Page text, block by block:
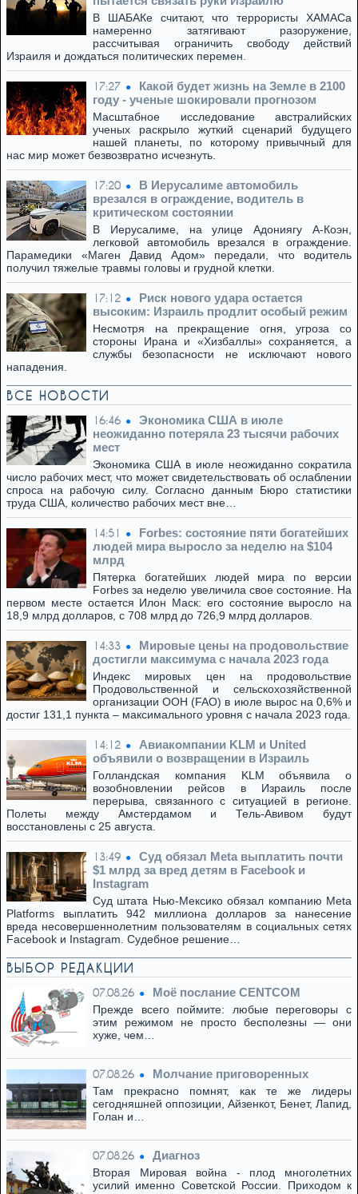
В ШАБАКе считают, что террористы ХАМАСа
намеренно затягивают разоружение,
рассчитывая ограничить свободу действий
Израиля и дождаться политических перемен.
17:27
Какой будет жизнь на Земле в 2100
году - ученые шокировали прогнозом
Масштабное исследование австралийских
ученых раскрыло жуткий сценарий будущего
нашей планеты, по которому привычный для
нас мир может безвозвратно исчезнуть.
17:20
В Иерусалиме автомобиль
врезался в ограждение, водитель в
критическом состоянии
В Иерусалиме, на улице Адониягу А-Коэн,
легковой автомобиль врезался в ограждение.
Парамедики «Маген Давид Адом» передали, что водитель
получил тяжелые травмы головы и грудной клетки.
17:12
Риск нового удара остается
высоким: Израиль продлит особый режим
Несмотря на прекращение огня, угроза со
стороны Ирана и «Хизбаллы» сохраняется, а
службы безопасности не исключают нового
нападения.
ВСЕ НОВОСТИ
16:46
Экономика США в июле
неожиданно потеряла 23 тысячи рабочих
мест
Экономика США в июле неожиданно сократила
число рабочих мест, что может свидетельствовать об ослаблении
спроса на рабочую силу. Согласно данным Бюро статистики
труда США, количество рабочих мест вне…
14:51
Forbes: состояние пяти богатейших
людей мира выросло за неделю на $104
млрд
Пятерка богатейших людей мира по версии
Forbes за неделю увеличила свое состояние. На
первом месте остается Илон Маск: его состояние выросло на
18,9 млрд долларов, с 708 млрд до 726,9 млрд долларов.
14:33
Мировые цены на продовольствие
достигли максимума с начала 2023 года
Индекс мировых цен на продовольствие
Продовольственной и сельскохозяйственной
организации ООН (FAO) в июле вырос на 0,6% и
достиг 131,1 пункта – максимального уровня с начала 2023 года.
14:12
Авиакомпании KLM и United
объявили о возвращении в Израиль
Голландская компания KLM объявила о
возобновлении рейсов в Израиль после
перерыва, связанного с ситуацией в регионе.
Полеты между Амстердамом и Тель-Авивом будут
восстановлены с 25 августа.
13:49
Суд обязал Meta выплатить почти
$1 млрд за вред детям в Facebook и
Instagram
Суд штата Нью-Мексико обязал компанию Meta
Platforms выплатить 942 миллиона долларов за нанесение
вреда несовершеннолетним пользователям в социальных сетях
Facebook и Instagram. Судебное решение…
ВЫБОР РЕДАКЦИИ
07.08.26 Моё послание CENTCOM
Прежде всего поймите: любые переговоры с
этим режимом не просто бесполезны — они
хуже, чем…
07.08.26 Молчание приговоренных
Там прекрасно помнят, как те же лидеры
сегодняшней оппозиции, Айзенкот, Бенет, Лапид,
Голан и…
07.08.26 Диагноз
Вторая Мировая война - плод многолетних
усилий именно Советской России. Приходом к